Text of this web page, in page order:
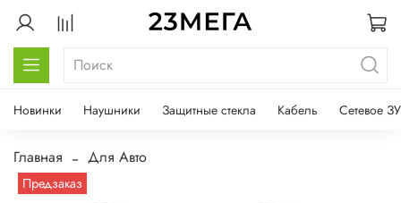
Новинки Наушники Защитные стекла Кабель Сетевое ЗУ
Главная Для Авто
Предзаказ